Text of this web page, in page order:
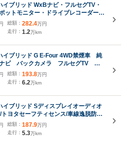
イブリッド WxBナビ・フルセグTV・
ットモニター・ドライブレコーダー・
ト・ETC
総額： 282.4万円
走行： 1.2万km
イブリッド G E-Four 4WD禁煙車 純
ナビ バックカメラ フルセグTV レ
コントロール オートLEDヘッドライ
トフォグライト ETC2.0 クリアラ
接続
総額： 193.8万円
走行： 6.2万km
イブリッド Sディスプレイオーディオ
ヨタセーフティセンス/車線逸脱防止
ッドランプ LED/Bluetooth接
ABS/横滑り防止装置
総額： 187.9万円
走行： 5.3万km